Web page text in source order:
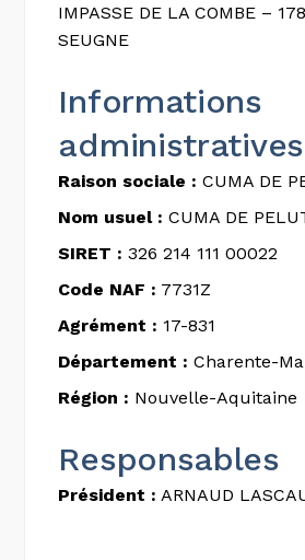
IMPASSE DE LA COMBE –
SEUGNE
Informations
administratives
Raison sociale : CUMA DE
Nom usuel : CUMA DE
SIRET : 326 214 111 00022
Code NAF : 7731Z
Agrément : 17-831
Département : Charente-
Région : Nouvelle-Aquitaine
Responsables
Président : ARNAUD